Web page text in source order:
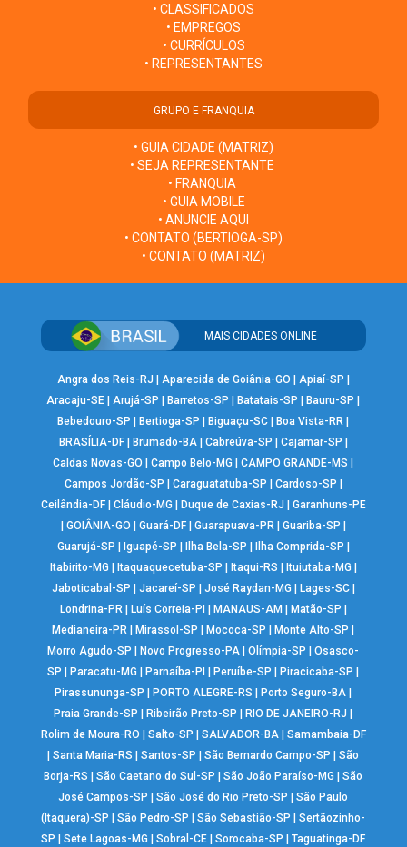
• CLASSIFICADOS
• EMPREGOS
• CURRÍCULOS
• REPRESENTANTES
GRUPO E FRANQUIA
• GUIA CIDADE (MATRIZ)
• SEJA REPRESENTANTE
• FRANQUIA
• GUIA MOBILE
• ANUNCIE AQUI
• CONTATO (BERTIOGA-SP)
• CONTATO (MATRIZ)
MAIS CIDADES ONLINE
Angra dos Reis-RJ | Aparecida de Goiânia-GO | Apiaí-SP |
Aracaju-SE | Arujá-SP |Barretos-SP |Batatais-SP |Bauru-SP |
Bebedouro-SP |Bertioga-SP |Biguaçu-SC |Boa Vista-RR |
BRASÍLIA-DF| Brumado-BA| Cabreúva-SP | Cajamar-SP |
Caldas Novas-GO |Campo Belo-MG |CAMPO GRANDE-MS |
Campos Jordão-SP | Caraguatatuba-SP | Cardoso-SP |
Ceilândia-DF| Cláudio-MG | Duque de Caxias-RJ | Garanhuns-PE
| GOIÂNIA-GO | Guará-DF| Guarapuava-PR | Guariba-SP |
Guarujá-SP | Iguapé-SP | Ilha Bela-SP | Ilha Comprida-SP |
Itabirito-MG | Itaquaquecetuba-SP | Itaqui-RS | Ituiutaba-MG |
Jaboticabal-SP | Jacareí-SP | José Raydan-MG | Lages-SC|
Londrina-PR | Luís Correia-PI | MANAUS-AM | Matão-SP |
Medianeira-PR |Mirassol-SP |Mococa-SP |Monte Alto-SP |
Morro Agudo-SP |Novo Progresso-PA |Olímpia-SP |Osasco-
SP |Paracatu-MG |Parnaíba-PI |Peruíbe-SP |Piracicaba-SP |
Pirassununga-SP |PORTO ALEGRE-RS |Porto Seguro-BA |
Praia Grande-SP |Ribeirão Preto-SP |RIO DE JANEIRO-RJ |
Rolim de Moura-RO | Salto-SP | SALVADOR-BA| Samambaia-DF
|Santa Maria-RS |Santos-SP |São Bernardo Campo-SP |São
Borja-RS |São Caetano do Sul-SP |São João Paraíso-MG |São
José Campos-SP |São José do Rio Preto-SP |São Paulo
(Itaquera)-SP |São Pedro-SP |São Sebastião-SP |Sertãozinho-
SP |Sete Lagoas-MG |Sobral-CE |Sorocaba-SP |Taguatinga-DF